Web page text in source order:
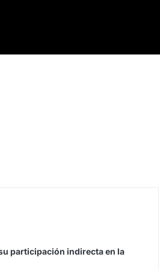
participación indirecta en la